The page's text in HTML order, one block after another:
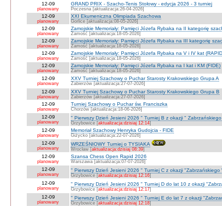
12-09
planowany
GRAND PRIX - Szacho-Tenis Stołowy - edycja 2026 - 3 turniej
Poczesna [aktualizacja:26-04-2026]
12-09
planowany
XXI Ekumeniczna Olimpiada Szachowa
Gorlice [aktualizacja:08-05-2026]
12-09
planowany
Zamojskie Memoriały: Pamięci Józefa Rybaka na II kategorię
Zamość [aktualizacja:18-05-2026]
12-09
planowany
Zamojskie Memoriały: Pamięci Józefa Rybaka na III kategorię
Zamość [aktualizacja:18-05-2026]
12-09
planowany
Zamojskie Memoriały: Pamięci Józefa Rybaka na V i IV kat
Zamość [aktualizacja:18-05-2026]
12-09
planowany
Zamojskie Memoriały: Pamięci Józefa Rybaka na I kat i KM (FIDE)
Zamość [aktualizacja:18-05-2026]
12-09
planowany
XXV Turniej Szachowy o Puchar Starosty Krakowskiego Grupa A
Zabierzów [aktualizacja:27-07-2026]
12-09
planowany
XXV Turniej Szachowy o Puchar Starosty Krakowskiego Grupa B
Zabierzów [aktualizacja:27-07-2026]
12-09
planowany
Turniej Szachowy o Puchar św. Franciszka
Chorzów [aktualizacja:18-06-2026]
12-09
planowany
" Pierwszy Dzień Jesieni 2026 " Turniej B z okazji "
Grzybowice [aktualizacja:dzisiaj 12:14]
12-09
planowany
Memoriał Szachowy Henryka Gudojcia - FIDE
Giżycko [aktualizacja:22-07-2026]
12-09
planowany
WRZEŚNIOWY Turniej o TYSIAKA
Wrocław [aktualizacja:dzisiaj 08:39]
12-09
planowany
Szansa Chess Open Rapid 2026
Warszawa [aktualizacja:07-07-2026]
12-09
planowany
" Pierwszy Dzień Jesieni 2026 " Turniej C z okazji "Zabrzańskiego
Grzybowice [aktualizacja:dzisiaj 12:16]
12-09
planowany
" Pierwszy Dzień Jesieni 2026 " Turniej D do lat 10 z okazji
Grzybowice [aktualizacja:dzisiaj 12:17]
12-09
planowany
" Pierwszy Dzień Jesieni 2026 " Turniej E do lat 7 z okazji
Grzybowice [aktualizacja:dzisiaj 12:18]